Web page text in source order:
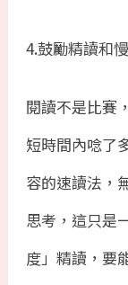
4.鼓勵精讀和
閱讀不是比賽
短時間內唸了
容的速讀法，
思考，這只是
度」精讀，要